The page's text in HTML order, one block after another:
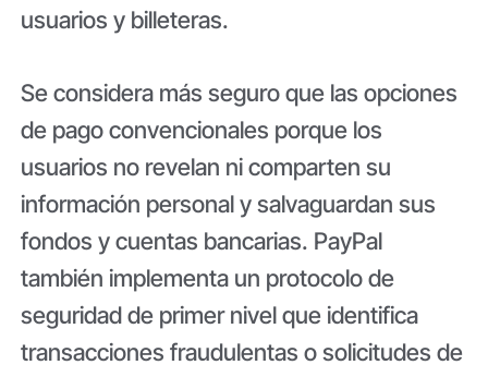
usuarios y billeteras.
Se considera más seguro que las opciones
de pago convencionales porque los
usuarios no revelan ni comparten su
información personal y salvaguardan sus
fondos y cuentas bancarias. PayPal
también implementa un protocolo de
seguridad de primer nivel que identifica
transacciones fraudulentas o solicitudes de